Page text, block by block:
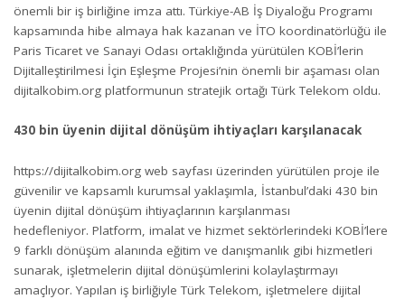
önemli bir iş birliğine imza attı. Türkiye-AB İş Diyaloğu Programı
kapsamında hibe almaya hak kazanan ve İTO koordinatörlüğü ile
Paris Ticaret ve Sanayi Odası ortaklığında yürütülen KOBİ’lerin
Dijitalleştirilmesi İçin Eşleşme Projesi’nin önemli bir aşaması olan
dijitalkobim.org platformunun stratejik ortağı Türk Telekom oldu.
430 bin üyenin dijital dönüşüm ihtiyaçları karşılanacak
https://dijitalkobim.org web sayfası üzerinden yürütülen proje ile
güvenilir ve kapsamlı kurumsal yaklaşımla, İstanbul’daki 430 bin
üyenin dijital dönüşüm ihtiyaçlarının karşılanması
hedefleniyor. Platform, imalat ve hizmet sektörlerindeki KOBİ’lere
9 farklı dönüşüm alanında eğitim ve danışmanlık gibi hizmetleri
sunarak, işletmelerin dijital dönüşümlerini kolaylaştırmayı
amaçlıyor. Yapılan iş birliğiyle Türk Telekom, işletmelere dijital